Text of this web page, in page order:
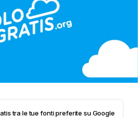
tra le tue fonti preferite su Google